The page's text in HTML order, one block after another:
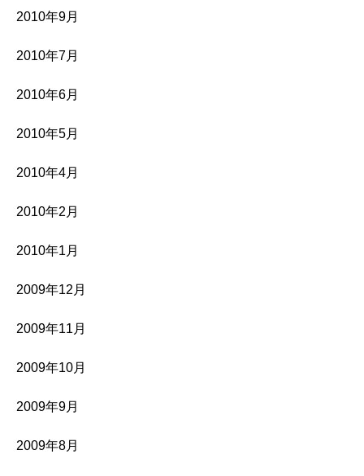
2010年9月
2010年7月
2010年6月
2010年5月
2010年4月
2010年2月
2010年1月
2009年12月
2009年11月
2009年10月
2009年9月
2009年8月